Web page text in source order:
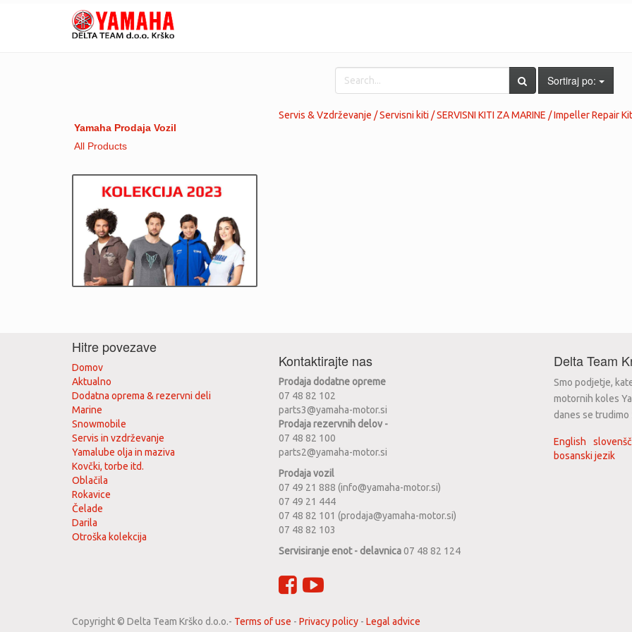
Sortiraj po:
Yamaha Prodaja Vozil
All Products
Servis & Vzdrževanje / Servisni kiti / SERVISNI KITI ZA MARINE / Impeller Repair Kit
Hitre povezave
Domov
Aktualno
Dodatna oprema & rezervni deli
Marine
Snowmobile
Servis in vzdrževanje
Yamalube olja in maziva
Kovčki, torbe itd.
Oblačila
Rokavice
Čelade
Darila
Otroška kolekcija
Kontaktirajte nas
Prodaja dodatne opreme
07 48 82 102
parts3@yamaha-motor.si
Prodaja rezervnih delov -
07 48 82 100
parts2@yamaha-motor.si
Prodaja vozil
07 49 21 888 (info@yamaha-motor.si)
07 49 21 444
07 48 82 101 (prodaja@yamaha-motor.si)
07 48 82 103
Servisiranje enot - delavnica07 48 82 124
Delta Team
Smo podjetje,
motornih koles
danes se
English
bosanski jezik
Copyright © Delta Team Krško d.o.o.- Terms of use - Privacy policy - Legal advice